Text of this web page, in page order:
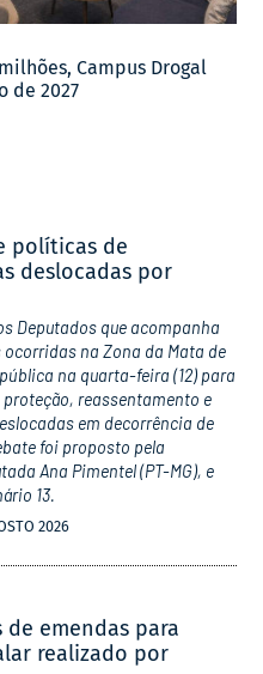
Campus Drogal
de 2027
políticas de
deslocadas por
Deputados que acompanha
na Zona da Mata de
na quarta-feira (12) para
reassentamento e
em decorrência de
foi proposto pela
Ana Pimentel (PT-MG), e
13.
2026
emendas para
realizado por